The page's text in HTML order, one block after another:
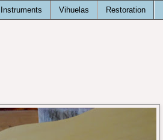
Instruments Vihuelas Restoration